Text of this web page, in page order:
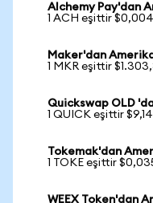
Alchemy Pay'dan
1 ACH eşittir
Maker'dan
1 MKR eşittir
Quickswap OLD
1 QUICK eşittir $9,14
Tokemak'dan
1 TOKE eşittir
WEEX Token'dan